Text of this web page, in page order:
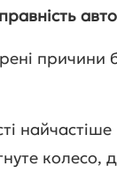
причини
колесо,